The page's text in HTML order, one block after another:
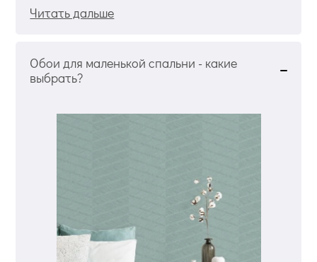
Читать дальше
Обои для маленькой спальни - какие
выбрать?